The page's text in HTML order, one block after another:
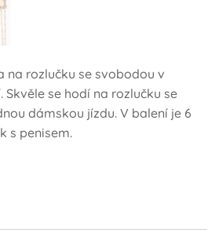
rozlučku se svobodou v
se hodí na rozlučku se
dámskou jízdu. V balení je 6
s penisem.